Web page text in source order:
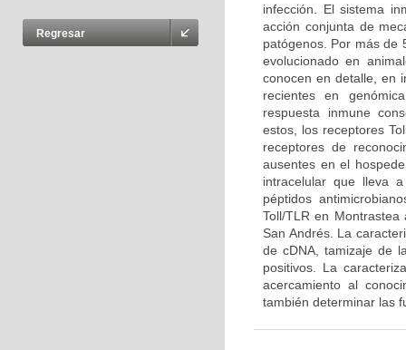
Regresar
infección. El sistema
acción conjunta de
patógenos. Por más de
evolucionado en
conocen en detalle, en
recientes en
respuesta inmune
estos, los receptores
receptores de
ausentes en el
intracelular que lleva
péptidos
Toll/TLR en
San Andrés. La
de cDNA, tamizaje de
positivos. La
acercamiento al
también determinar las